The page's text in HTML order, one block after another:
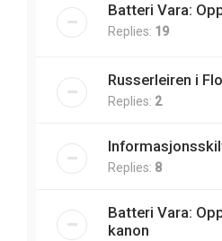
Batteri Vara:
Replies: 19
Russerleiren i
Replies: 2
Replies: 8
Batteri Vara:
kanon